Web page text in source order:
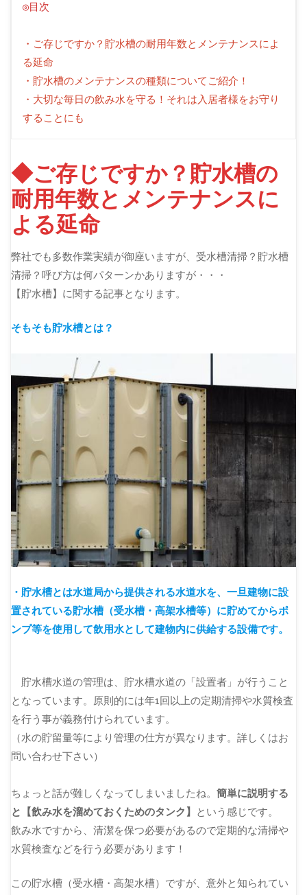
◎目次
・ご存じですか？貯水槽の耐用年数とメンテナンスによ
る延命
・貯水槽のメンテナンスの種類についてご紹介！
・大切な毎日の飲み水を守る！それは入居者様をお守り
することにも
◆ご存じですか？貯水槽の
耐用年数とメンテナンスに
よる延命
弊社でも多数作業実績が御座いますが、受水槽清掃？貯水槽
清掃？呼び方は何パターンかありますが・・・
【貯水槽】に関する記事となります。
そもそも貯水槽とは？
・貯水槽とは水道局から提供される水道水を、一旦建物に設
置されている貯水槽（受水槽・高架水槽等）に貯めてからポ
ンプ等を使用して飲用水として建物内に供給する設備です。
貯水槽水道の管理は、貯水槽水道の「設置者」が行うこと
となっています。原則的には年1回以上の定期清掃や水質検査
を行う事が義務付けられています。
（水の貯留量等により管理の仕方が異なります。詳しくはお
問い合わせ下さい）
ちょっと話が難しくなってしまいましたね。簡単に説明する
と【飲み水を溜めておくためのタンク】 という感じです。
飲み水ですから、清潔を保つ必要があるので定期的な清掃や
水質検査などを行う必要があります！
この貯水槽（受水槽・高架水槽）ですが、意外と知られてい